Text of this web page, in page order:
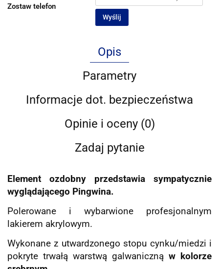
Zostaw telefon
Wyślij
Opis
Parametry
Informacje dot. bezpieczeństwa
Opinie i oceny (0)
Zadaj pytanie
Element ozdobny przedstawia sympatycznie
wyglądającego Pingwina.
Polerowane i wybarwione profesjonalnym
lakierem akrylowym.
Wykonane z utwardzonego stopu cynku/miedzi i
pokryte trwałą warstwą galwaniczną w kolorze